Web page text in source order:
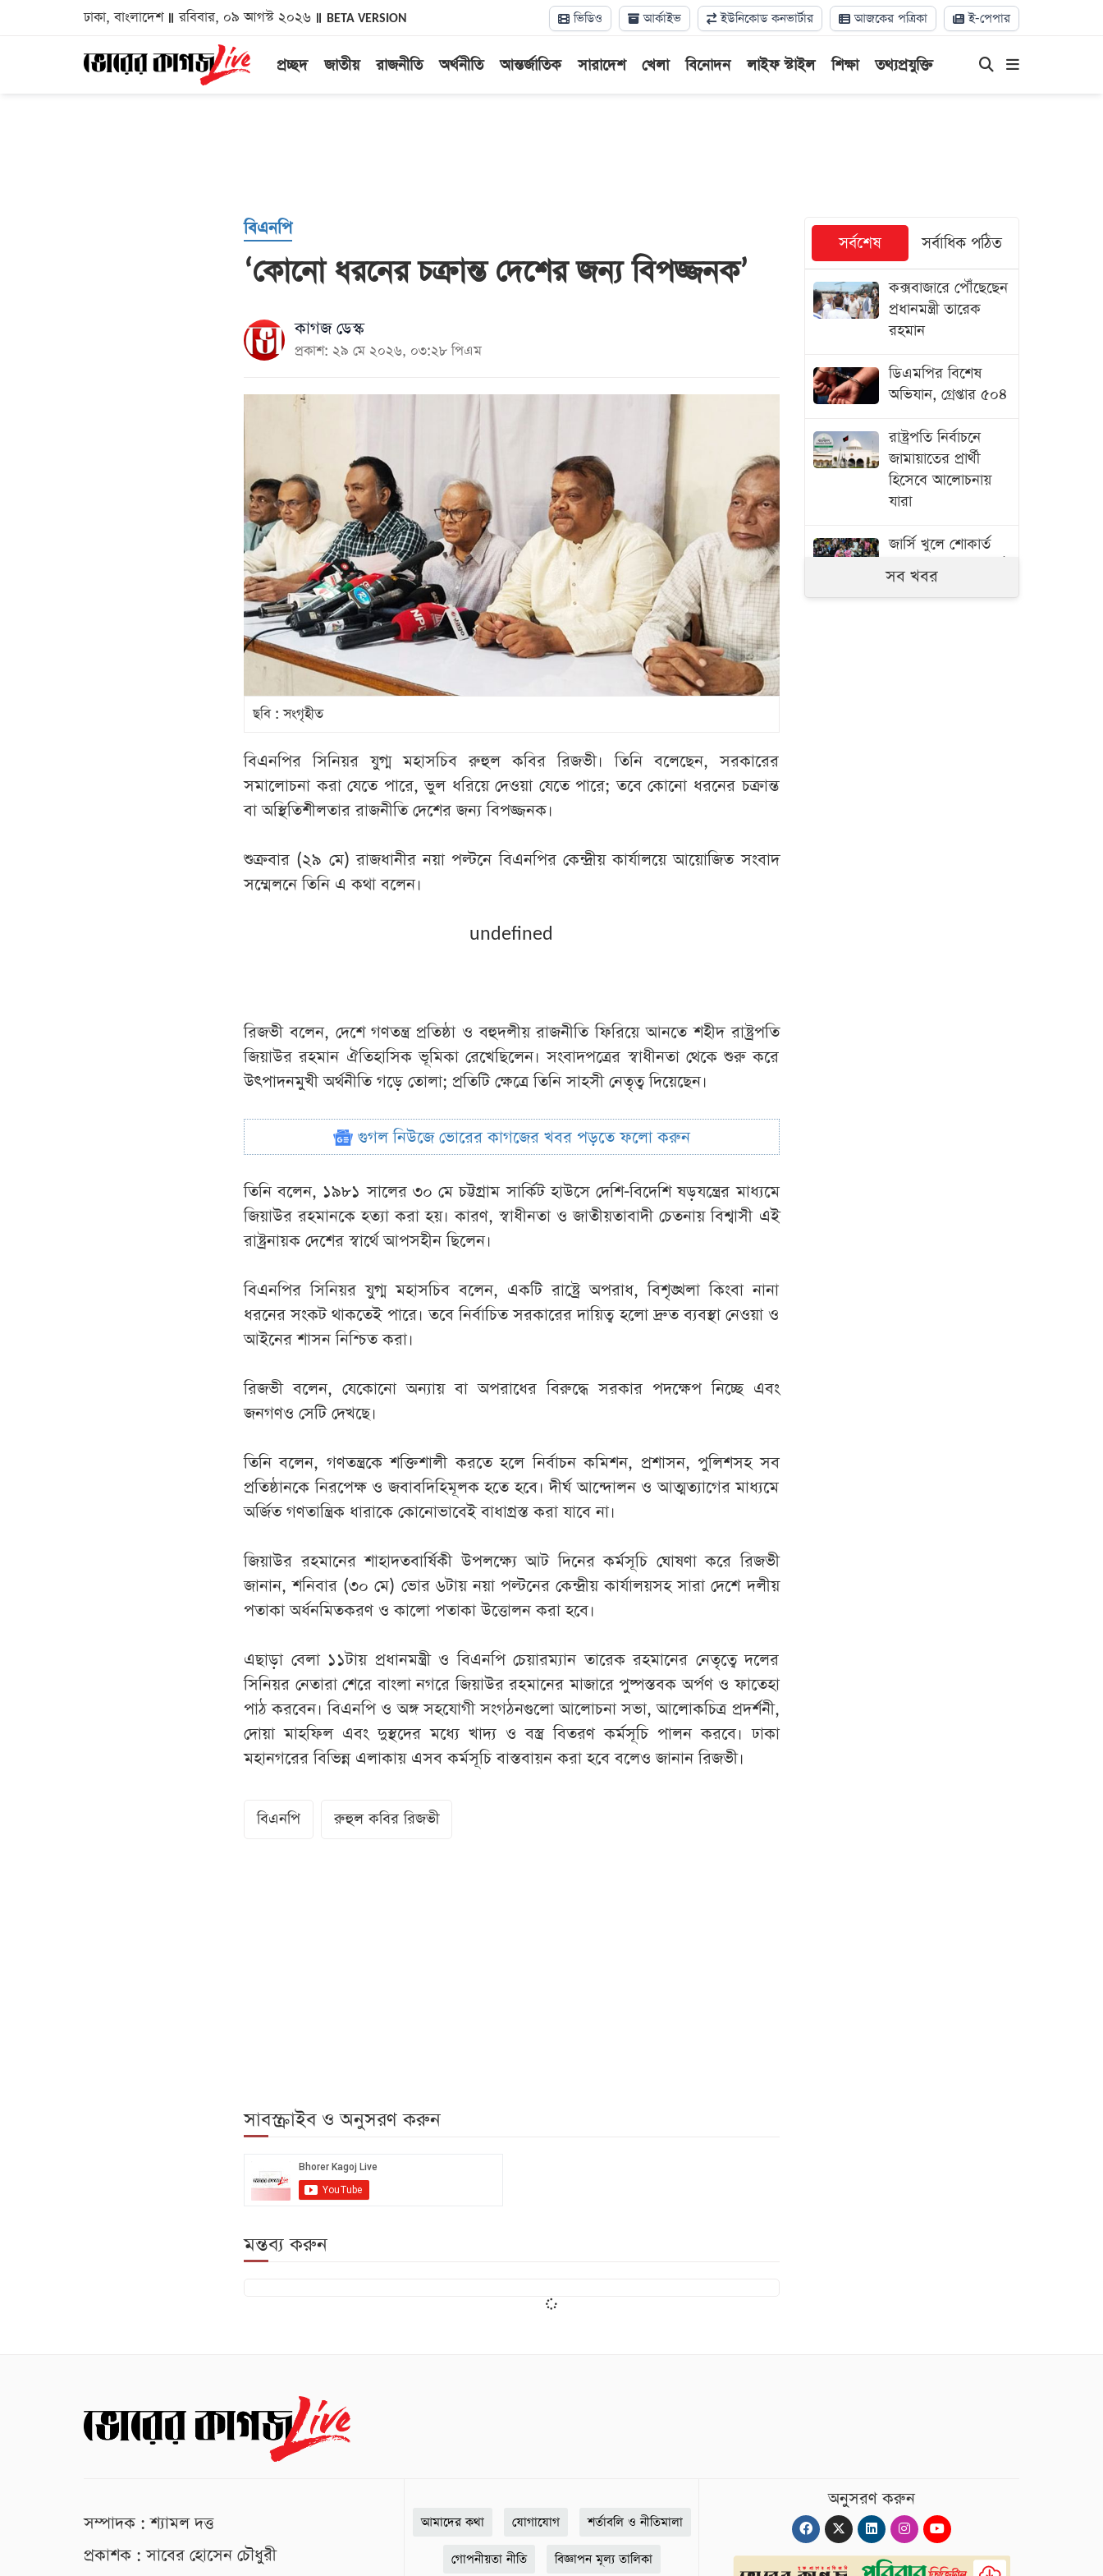
ঢাকা, বাংলাদেশ রবিবার, ০৯ আগস্ট ২০২৬ BETA VERSION ভিডিও আর্কাইভ ইউনিকোড কনভার্টার আজকের পত্রিকা ই-পেপার
প্রচ্ছদ জাতীয় রাজনীতি অর্থনীতি আন্তর্জাতিক সারাদেশ খেলা বিনোদন লাইফ স্টাইল শিক্ষা তথ্যপ্রযুক্তি
বিএনপি
‘কোনো ধরনের চক্রান্ত দেশের জন্য বিপজ্জনক’
কাগজ ডেস্ক
প্রকাশ: ২৯ মে ২০২৬, ০৩:২৮ পিএম
ছবি : সংগৃহীত
বিএনপির সিনিয়র যুগ্ম মহাসচিব রুহুল কবির রিজভী। তিনি বলেছেন, সরকারের
সমালোচনা করা যেতে পারে, ভুল ধরিয়ে দেওয়া যেতে পারে; তবে কোনো ধরনের চক্রান্ত
বা অস্থিতিশীলতার রাজনীতি দেশের জন্য বিপজ্জনক।
শুক্রবার (২৯ মে) রাজধানীর নয়া পল্টনে বিএনপির কেন্দ্রীয় কার্যালয়ে আয়োজিত সংবাদ
সম্মেলনে তিনি এ কথা বলেন।
undefined
রিজভী বলেন, দেশে গণতন্ত্র প্রতিষ্ঠা ও বহুদলীয় রাজনীতি ফিরিয়ে আনতে শহীদ রাষ্ট্রপতি
জিয়াউর রহমান ঐতিহাসিক ভূমিকা রেখেছিলেন। সংবাদপত্রের স্বাধীনতা থেকে শুরু করে
উৎপাদনমুখী অর্থনীতি গড়ে তোলা; প্রতিটি ক্ষেত্রে তিনি সাহসী নেতৃত্ব দিয়েছেন।
গুগল নিউজে ভোরের কাগজের খবর পড়তে ফলো করুন
তিনি বলেন, ১৯৮১ সালের ৩০ মে চট্টগ্রাম সার্কিট হাউসে দেশি-বিদেশি ষড়যন্ত্রের মাধ্যমে
জিয়াউর রহমানকে হত্যা করা হয়। কারণ, স্বাধীনতা ও জাতীয়তাবাদী চেতনায় বিশ্বাসী এই
রাষ্ট্রনায়ক দেশের স্বার্থে আপসহীন ছিলেন।
বিএনপির সিনিয়র যুগ্ম মহাসচিব বলেন, একটি রাষ্ট্রে অপরাধ, বিশৃঙ্খলা কিংবা নানা
ধরনের সংকট থাকতেই পারে। তবে নির্বাচিত সরকারের দায়িত্ব হলো দ্রুত ব্যবস্থা নেওয়া ও
আইনের শাসন নিশ্চিত করা।
রিজভী বলেন, যেকোনো অন্যায় বা অপরাধের বিরুদ্ধে সরকার পদক্ষেপ নিচ্ছে এবং
জনগণও সেটি দেখছে।
তিনি বলেন, গণতন্ত্রকে শক্তিশালী করতে হলে নির্বাচন কমিশন, প্রশাসন, পুলিশসহ সব
প্রতিষ্ঠানকে নিরপেক্ষ ও জবাবদিহিমূলক হতে হবে। দীর্ঘ আন্দোলন ও আত্মত্যাগের মাধ্যমে
অর্জিত গণতান্ত্রিক ধারাকে কোনোভাবেই বাধাগ্রস্ত করা যাবে না।
জিয়াউর রহমানের শাহাদতবার্ষিকী উপলক্ষ্যে আট দিনের কর্মসূচি ঘোষণা করে রিজভী
জানান, শনিবার (৩০ মে) ভোর ৬টায় নয়া পল্টনের কেন্দ্রীয় কার্যালয়সহ সারা দেশে দলীয়
পতাকা অর্ধনমিতকরণ ও কালো পতাকা উত্তোলন করা হবে।
এছাড়া বেলা ১১টায় প্রধানমন্ত্রী ও বিএনপি চেয়ারম্যান তারেক রহমানের নেতৃত্বে দলের
সিনিয়র নেতারা শেরে বাংলা নগরে জিয়াউর রহমানের মাজারে পুষ্পস্তবক অর্পণ ও ফাতেহা
পাঠ করবেন। বিএনপি ও অঙ্গ সহযোগী সংগঠনগুলো আলোচনা সভা, আলোকচিত্র প্রদর্শনী,
দোয়া মাহফিল এবং দুস্থদের মধ্যে খাদ্য ও বস্ত্র বিতরণ কর্মসূচি পালন করবে। ঢাকা
মহানগরের বিভিন্ন এলাকায় এসব কর্মসূচি বাস্তবায়ন করা হবে বলেও জানান রিজভী।
বিএনপি রুহুল কবির রিজভী
সাবস্ক্রাইব ও অনুসরণ করুন
মন্তব্য করুন
সর্বশেষ সর্বাধিক পঠিত
কক্সবাজারে পৌঁছেছেন
প্রধানমন্ত্রী তারেক
রহমান
ডিএমপির বিশেষ
অভিযান, গ্রেপ্তার ৫০৪
রাষ্ট্রপতি নির্বাচনে
জামায়াতের প্রার্থী
হিসেবে আলোচনায়
যারা
জার্সি খুলে শোকার্ত
মেসিকে গোল উৎসর্গ
দে পলের
সব খবর
সম্পাদক : শ্যামল দত্ত
প্রকাশক : সাবের হোসেন চৌধুরী
আমাদের কথা যোগাযোগ শর্তাবলি ও নীতিমালা
গোপনীয়তা নীতি বিজ্ঞাপন মূল্য তালিকা
অনুসরণ করুন